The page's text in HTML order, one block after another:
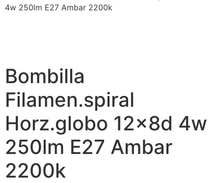
4w 250lm E27 Ambar 2200k
Bombilla
Filamen.spiral
Horz.globo 12x8d 4w
250lm E27 Ambar
2200k